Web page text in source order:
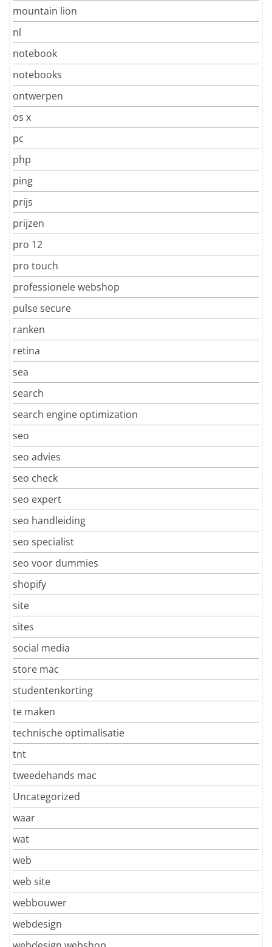
mountain lion
nl
notebook
notebooks
ontwerpen
os x
pc
php
ping
prijs
prijzen
pro 12
pro touch
professionele webshop
pulse secure
ranken
retina
sea
search
search engine optimization
seo
seo advies
seo check
seo expert
seo handleiding
seo specialist
seo voor dummies
shopify
site
sites
social media
store mac
studentenkorting
te maken
technische optimalisatie
tnt
tweedehands mac
Uncategorized
waar
wat
web
web site
webbouwer
webdesign